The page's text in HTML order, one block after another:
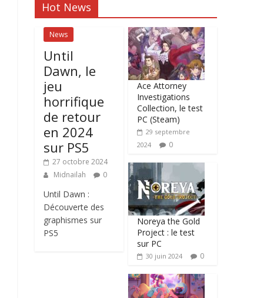
Hot News
News
Until
Dawn, le
jeu
horrifique
de retour
en 2024
sur PS5
27 octobre 2024
Midnailah
0
Until Dawn :
Découverte des
graphismes sur
PS5
Ace Attorney
Investigations
Collection, le test
PC (Steam)
29 septembre
2024
0
Noreya the Gold
Project : le test
sur PC
30 juin 2024 0